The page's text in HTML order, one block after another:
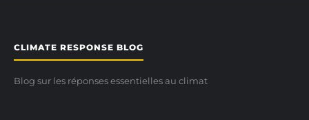
CLIMATE RESPONSE BLOG
Blog sur les réponses essentielles au climat